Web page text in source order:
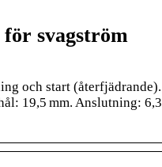
svagström
och start (återfjädrande).
19,5 mm. Anslutning: 6,3